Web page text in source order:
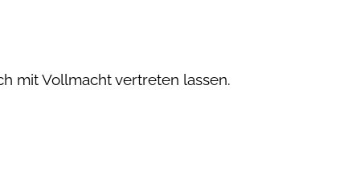
mit Vollmacht vertreten lassen.